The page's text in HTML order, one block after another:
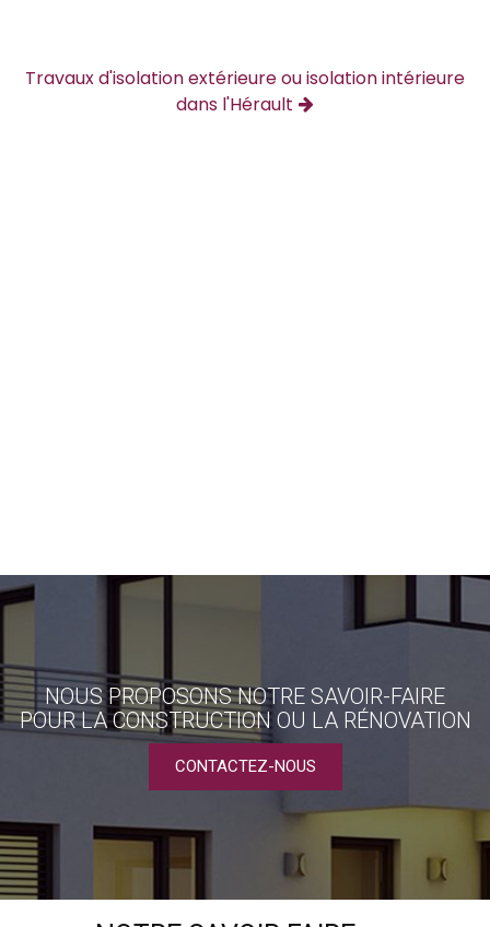
Travaux d'isolation extérieure ou isolation intérieure
dans l'Hérault
NOUS PROPOSONS NOTRE SAVOIR-FAIRE
POUR LA CONSTRUCTION OU LA RÉNOVATION
CONTACTEZ-NOUS